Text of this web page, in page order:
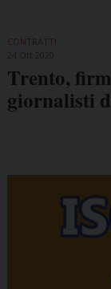
CONTRATTI
Trento,
giornalisti